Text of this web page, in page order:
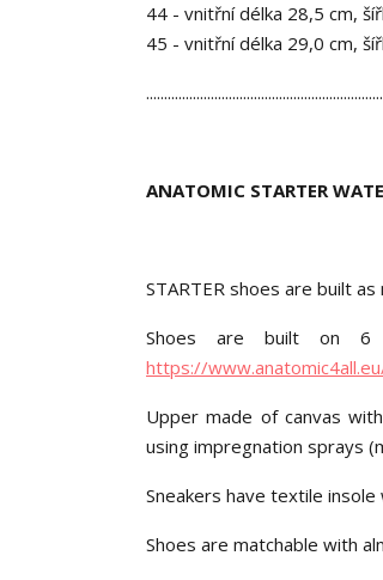
44 - vnitřní délka 28,5 cm,
45 - vnitřní délka 29,0 cm,
ANATOMIC STARTER
STARTER shoes are built
Shoes are built on 6
https://
Upper made of canvas
using impregnation sprays
Sneakers have textile
Shoes are matchable with